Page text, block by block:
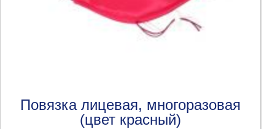
Повязка лицевая, многоразовая
(цвет красный)